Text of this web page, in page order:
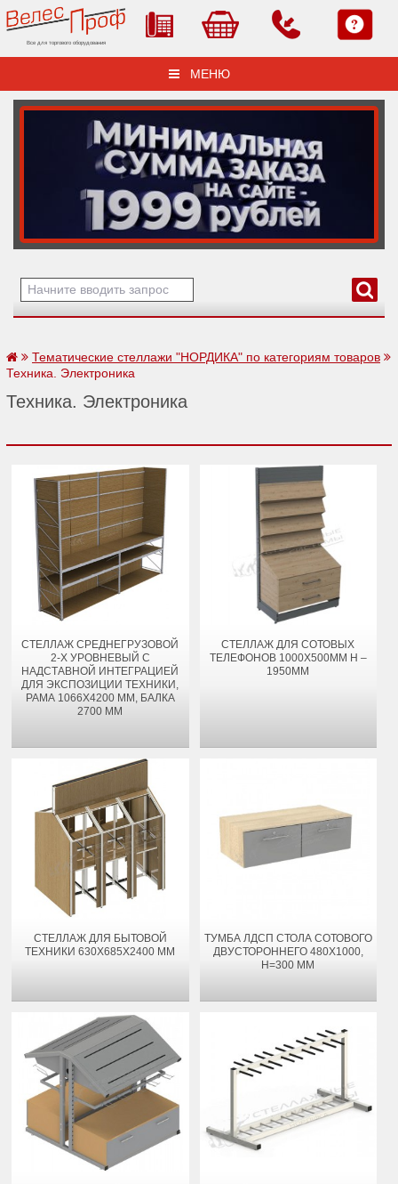
Все для торгового оборудования
МЕНЮ
Тематические стеллажи "НОРДИКА" по категориям товаров
Техника. Электроника
Техника. Электроника
СТЕЛЛАЖ СРЕДНЕГРУЗОВОЙ
2-Х УРОВНЕВЫЙ С
НАДСТАВНОЙ ИНТЕГРАЦИЕЙ
ДЛЯ ЭКСПОЗИЦИИ ТЕХНИКИ,
РАМА 1066Х4200 ММ, БАЛКА
2700 ММ
СТЕЛЛАЖ ДЛЯ СОТОВЫХ
ТЕЛЕФОНОВ 1000Х500ММ H –
1950ММ
СТЕЛЛАЖ ДЛЯ БЫТОВОЙ
ТЕХНИКИ 630X685X2400 ММ
ТУМБА ЛДСП СТОЛА СОТОВОГО
ДВУСТОРОННЕГО 480Х1000,
H=300 ММ